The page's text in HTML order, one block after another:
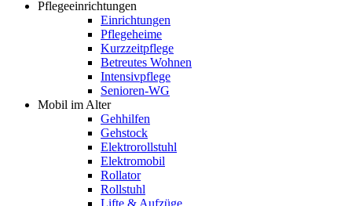
Pflegeeinrichtungen
Einrichtungen
Pflegeheime
Kurzzeitpflege
Betreutes Wohnen
Intensivpflege
Senioren-WG
Mobil im Alter
Gehhilfen
Gehstock
Elektrorollstuhl
Elektromobil
Rollator
Rollstuhl
Lifte & Aufzüge